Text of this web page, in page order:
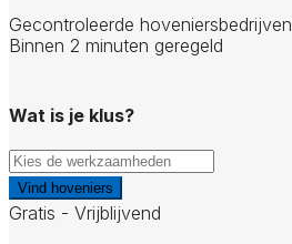
Gecontroleerde hoveniersbedrijven
Binnen 2 minuten geregeld
Wat is je klus?
Vind hoveniers
Gratis - Vrijblijvend